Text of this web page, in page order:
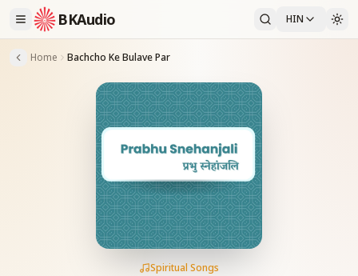
BKAudio HIN
Home Bachcho Ke Bulave Par
Spiritual Songs